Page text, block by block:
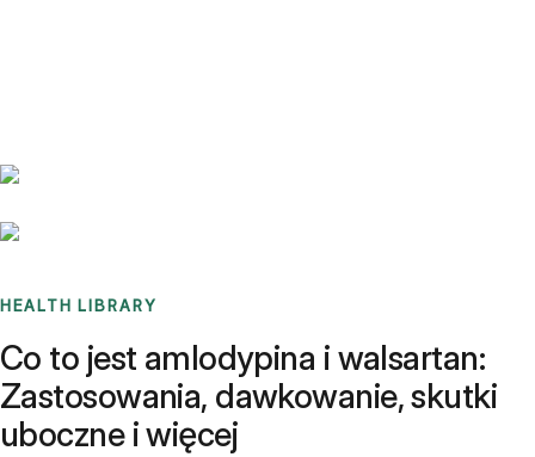
HEALTH LIBRARY
Co to jest amlodypina i walsartan:
Zastosowania, dawkowanie, skutki
uboczne i więcej